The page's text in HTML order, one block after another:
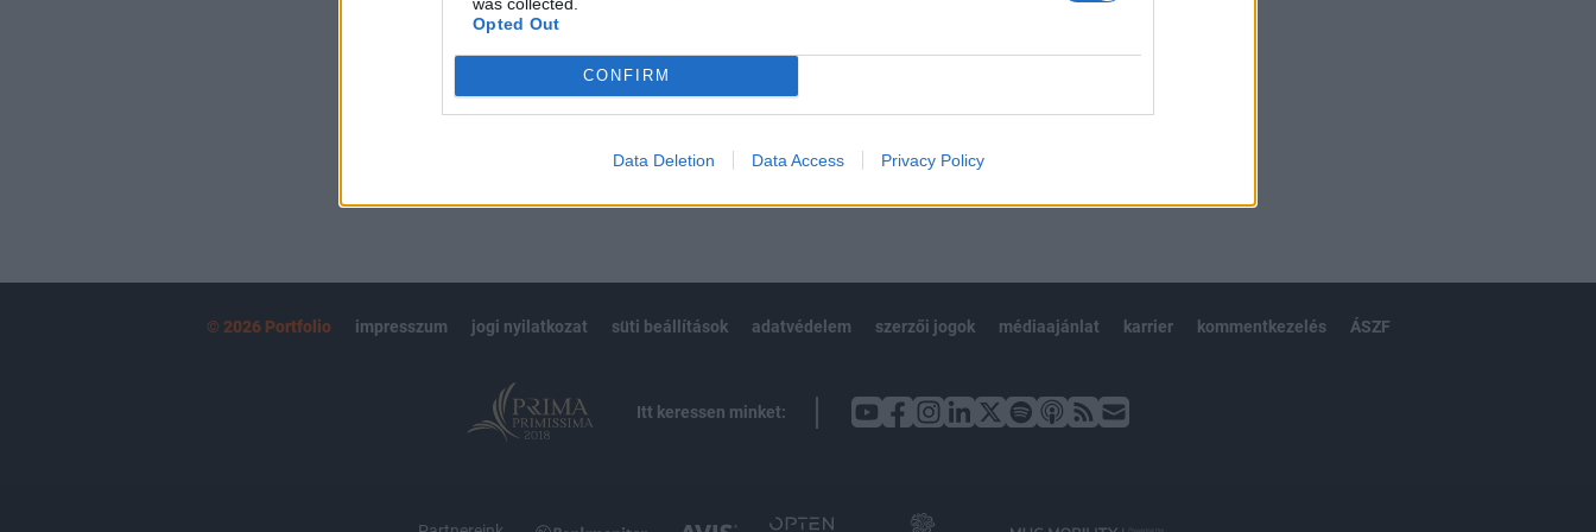
Opted Out
CONFIRM
Data Deletion Data Access Privacy Policy
kötéslistái
Előfizetés
MÁR ELŐFIZETŐNK VAGY? BEJELENTKEZÉS
© 2026 Portfolio impresszum jogi nyilatkozat süti beállítások adatvédelem szerzői jogok médiaajánlat karrier kommentkezelés ÁSZF
Itt keressen minket: